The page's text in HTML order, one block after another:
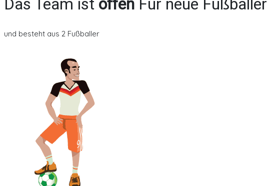
Das Team ist offen Für neue Fußballer
und besteht aus 2 Fußballer